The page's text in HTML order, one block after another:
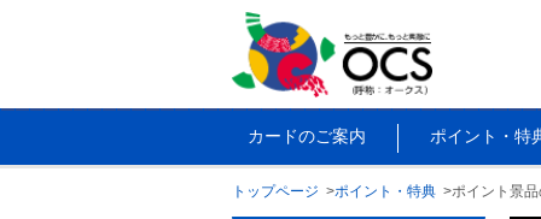
カードのご案内 ポイント・特
トップページ ポイント・特典 ポイント景